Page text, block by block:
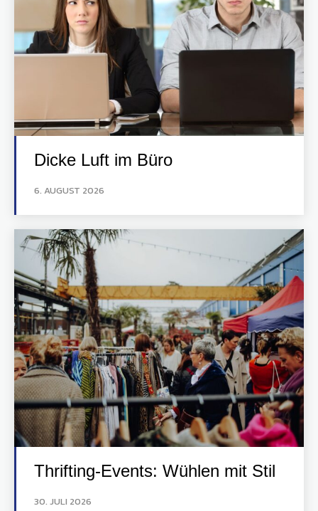
Dicke Luft im Büro
6. AUGUST 2026
Thrifting-Events: Wühlen mit Stil
30. JULI 2026